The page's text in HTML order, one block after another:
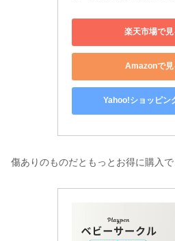
楽天市場で見
Amazonで見
Yahoo!ショッピン
傷ありのものだともっとお得に購入